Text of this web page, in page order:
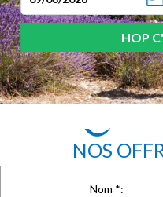
NOS
Nom *: